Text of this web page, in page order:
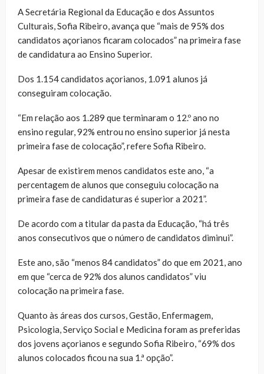
A Secretária Regional da Educação e dos Assuntos
Culturais, Sofia Ribeiro, avança que “mais de 95% dos
candidatos açorianos ficaram colocados” na primeira fase
de candidatura ao Ensino Superior.
Dos 1.154 candidatos açorianos, 1.091 alunos já
conseguiram colocação.
“Em relação aos 1.289 que terminaram o 12.º ano no
ensino regular, 92% entrou no ensino superior já nesta
primeira fase de colocação”, refere Sofia Ribeiro.
Apesar de existirem menos candidatos este ano, “a
percentagem de alunos que conseguiu colocação na
primeira fase de candidaturas é superior a 2021”.
De acordo com a titular da pasta da Educação, “há três
anos consecutivos que o número de candidatos diminui”.
Este ano, são “menos 84 candidatos” do que em 2021, ano
em que “cerca de 92% dos alunos candidatos” viu
colocação na primeira fase.
Quanto às áreas dos cursos, Gestão, Enfermagem,
Psicologia, Serviço Social e Medicina foram as preferidas
dos jovens açorianos e segundo Sofia Ribeiro, “69% dos
alunos colocados ficou na sua 1.ª opção”.